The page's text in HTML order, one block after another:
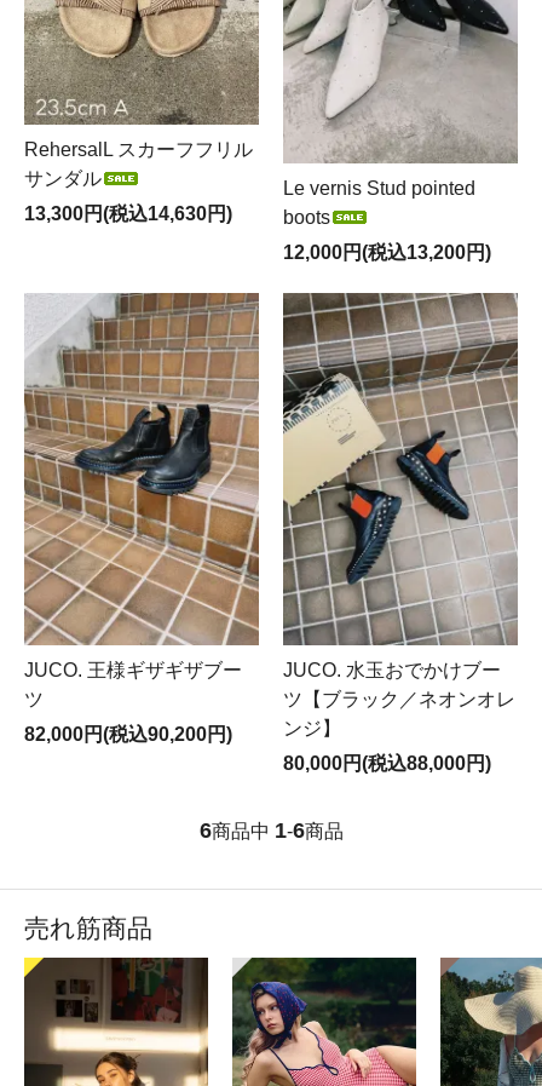
RehersalL スカーフフリル
サンダル
13,300円(税込14,630円)
Le vernis Stud pointed
boots
12,000円(税込13,200円)
JUCO. 王様ギザギザブー
ツ
82,000円(税込90,200円)
JUCO. 水玉おでかけブー
ツ【ブラック／ネオンオレ
ンジ】
80,000円(税込88,000円)
6商品中 1-6商品
売れ筋商品